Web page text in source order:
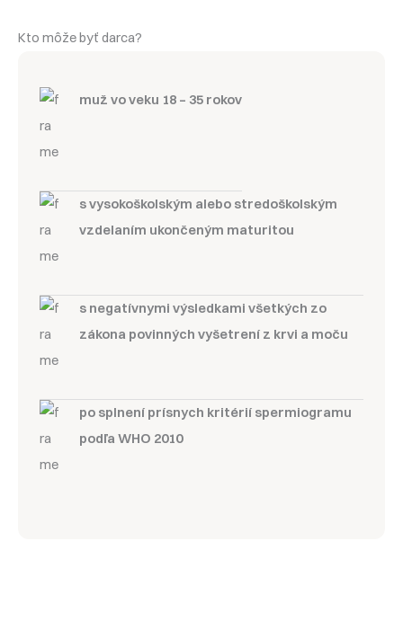
Kto môže byť darca?
muž vo veku 18 – 35 rokov
s vysokoškolským alebo stredoškolským
vzdelaním ukončeným maturitou
s negatívnymi výsledkami všetkých zo
zákona povinných vyšetrení z krvi a moču
po splnení prísnych kritérií spermiogramu
podľa WHO 2010